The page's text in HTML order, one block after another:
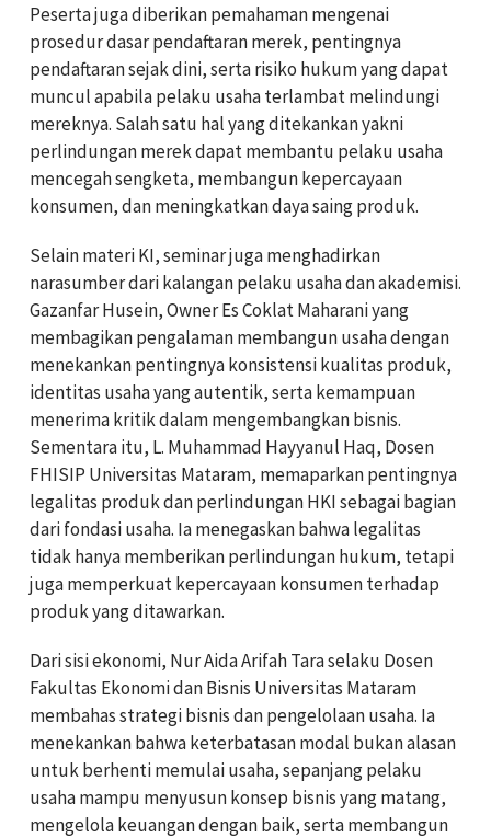
Peserta juga diberikan pemahaman mengenai
prosedur dasar pendaftaran merek, pentingnya
pendaftaran sejak dini, serta risiko hukum yang dapat
muncul apabila pelaku usaha terlambat melindungi
mereknya. Salah satu hal yang ditekankan yakni
perlindungan merek dapat membantu pelaku usaha
mencegah sengketa, membangun kepercayaan
konsumen, dan meningkatkan daya saing produk.
Selain materi KI, seminar juga menghadirkan
narasumber dari kalangan pelaku usaha dan akademisi.
Gazanfar Husein, Owner Es Coklat Maharani yang
membagikan pengalaman membangun usaha dengan
menekankan pentingnya konsistensi kualitas produk,
identitas usaha yang autentik, serta kemampuan
menerima kritik dalam mengembangkan bisnis.
Sementara itu, L. Muhammad Hayyanul Haq, Dosen
FHISIP Universitas Mataram, memaparkan pentingnya
legalitas produk dan perlindungan HKI sebagai bagian
dari fondasi usaha. Ia menegaskan bahwa legalitas
tidak hanya memberikan perlindungan hukum, tetapi
juga memperkuat kepercayaan konsumen terhadap
produk yang ditawarkan.
Dari sisi ekonomi, Nur Aida Arifah Tara selaku Dosen
Fakultas Ekonomi dan Bisnis Universitas Mataram
membahas strategi bisnis dan pengelolaan usaha. Ia
menekankan bahwa keterbatasan modal bukan alasan
untuk berhenti memulai usaha, sepanjang pelaku
usaha mampu menyusun konsep bisnis yang matang,
mengelola keuangan dengan baik, serta membangun